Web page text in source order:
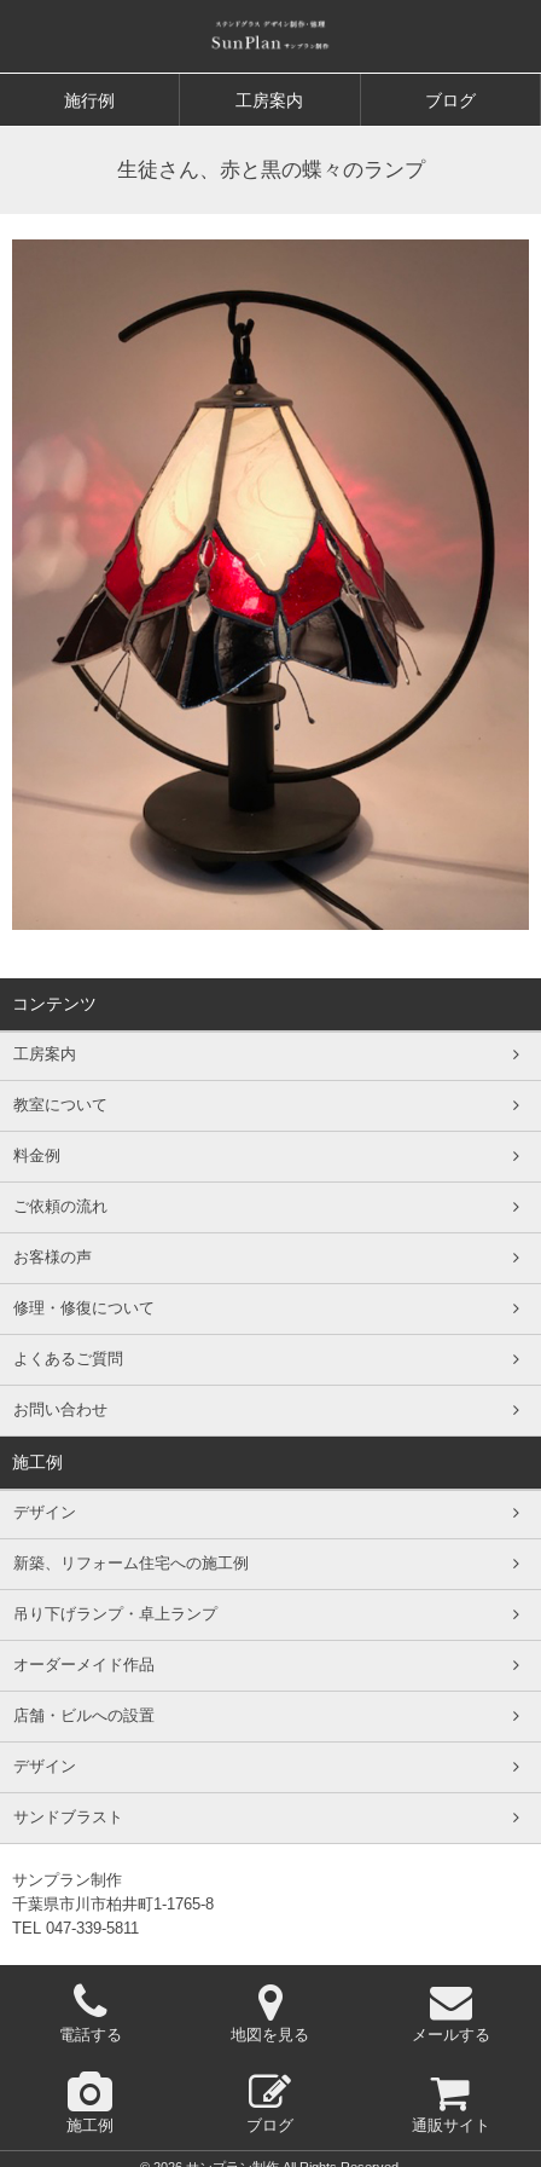
施行例 工房案内 ブログ
生徒さん、赤と黒の蝶々のランプ
コンテンツ
工房案内
教室について
料金例
ご依頼の流れ
お客様の声
修理・修復について
よくあるご質問
お問い合わせ
施工例
デザイン
新築、リフォーム住宅への施工例
吊り下げランプ・卓上ランプ
オーダーメイド作品
店舗・ビルへの設置
デザイン
サンドブラスト
サンプラン制作
千葉県市川市柏井町1-1765-8
TEL 047-339-5811
電話する 地図を見る メールする
施工例 ブログ 通販サイト